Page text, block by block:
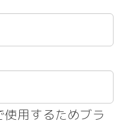
用するためブラ